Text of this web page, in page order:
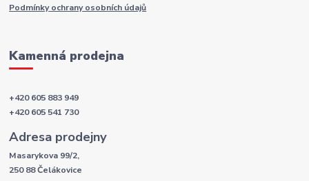
Podmínky ochrany osobních údajů
Kamenná prodejna
+420 605 883 949
+420 605 541 730
Adresa prodejny
Masarykova 99/2,
250 88 Čelákovice